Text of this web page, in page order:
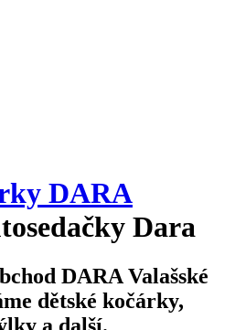
Dara
DARA Valašské
dětské kočárky,